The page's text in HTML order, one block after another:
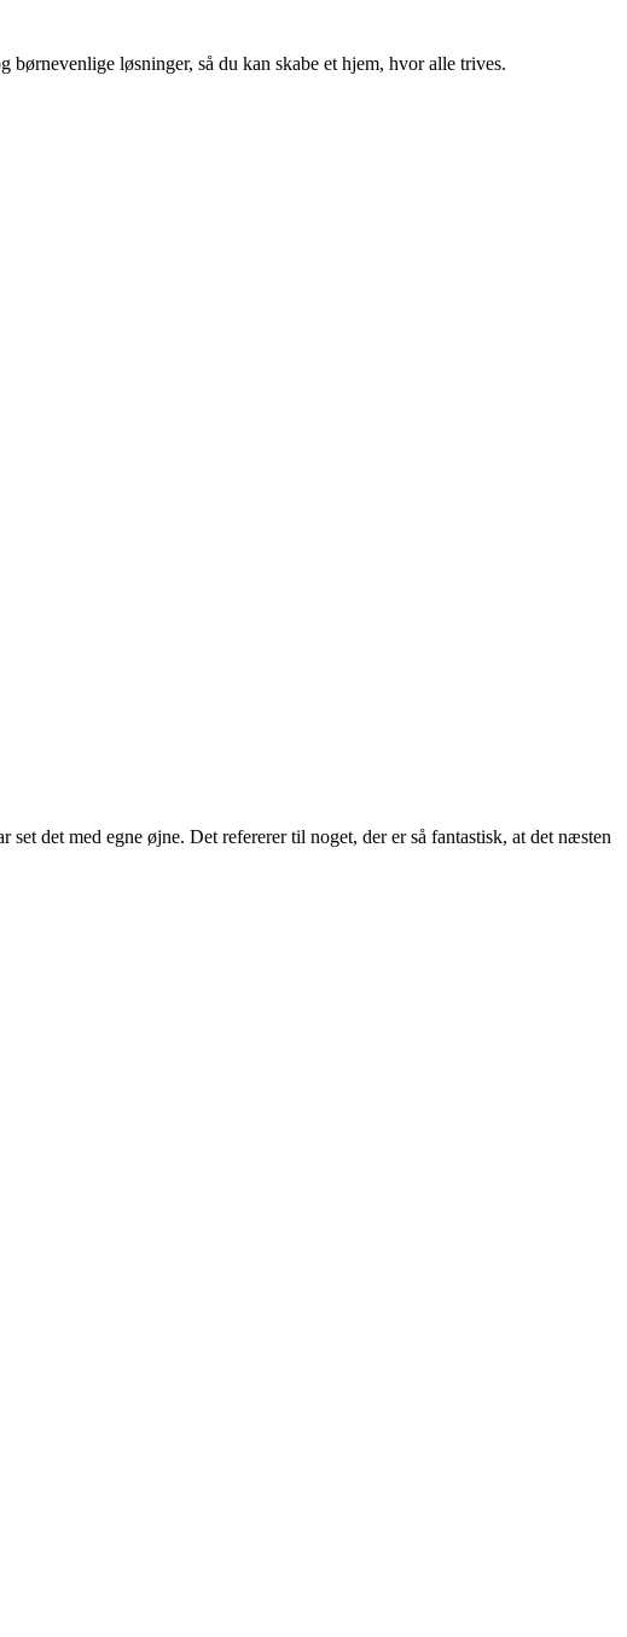
løsninger, så du kan skabe et hjem, hvor alle trives.
det med egne øjne. Det refererer til noget, der er så fantastisk, at det næsten